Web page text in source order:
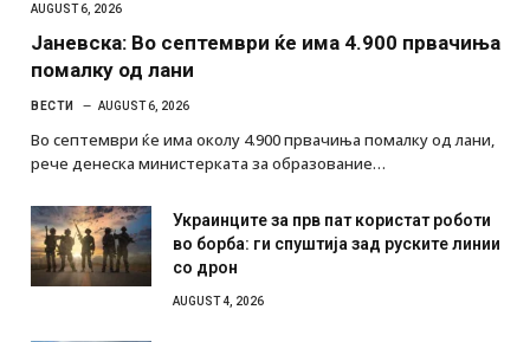
AUGUST 6, 2026
Јаневска: Во септември ќе има 4.900 првачиња
помалку од лани
ВЕСТИ AUGUST 6, 2026
Во септември ќе има околу 4.900 првачиња помалку од лани,
рече денеска министерката за образование…
Украинците за прв пат користат роботи
во борба: ги спуштија зад руските линии
со дрон
AUGUST 4, 2026